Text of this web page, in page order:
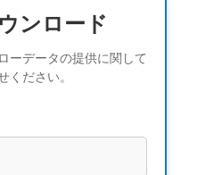
ンロード
ーデータの提供に関して
ください。